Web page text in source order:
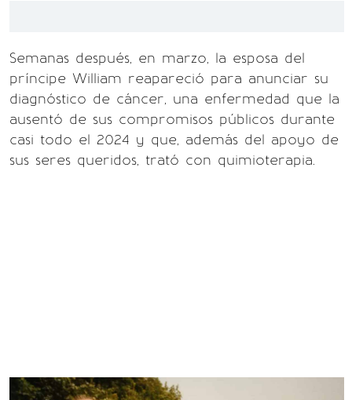
Semanas después, en marzo, la esposa del
príncipe William reapareció para anunciar su
diagnóstico de cáncer, una enfermedad que la
ausentó de sus compromisos públicos durante
casi todo el 2024 y que, además del apoyo de
sus seres queridos, trató con quimioterapia.